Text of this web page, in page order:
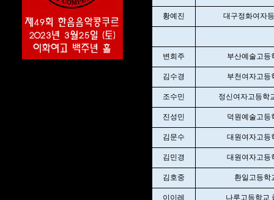
황예진 대구정화여자
변희주 부산예술고등
김수경 부천여자고등
조수민 정신여자고등학
진성민 덕원예술고등
김문수 대원여자고등
김민경 대원여자고등
김호중 환일고등학
이이레 나루고등학교